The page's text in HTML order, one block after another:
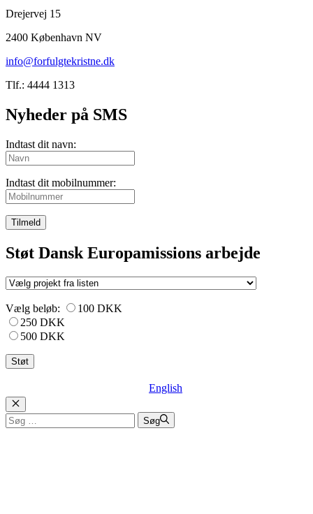
Drejervej 15
2400 København NV
info@forfulgtekristne.dk
Tlf.: 4444 1313
Nyheder på SMS
Indtast dit navn:
Indtast dit mobilnummer:
Tilmeld
Støt Dansk Europamissions arbejde
Vælg beløb:
100 DKK
250 DKK
500 DKK
English
Luk
Søg
efter:
Søg